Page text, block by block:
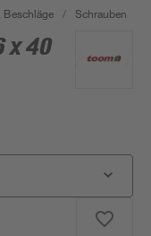
Beschläge / Schrauben
x 40